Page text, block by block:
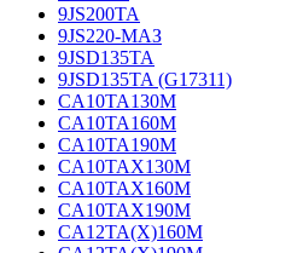
9JS200TA
9JS220-МАЗ
9JSD135TA
9JSD135TA (G17311)
CA10TA130M
CA10TA160M
CA10TA190M
CA10TAX130M
CA10TAX160M
CA10TAX190M
CA12TA(X)160M